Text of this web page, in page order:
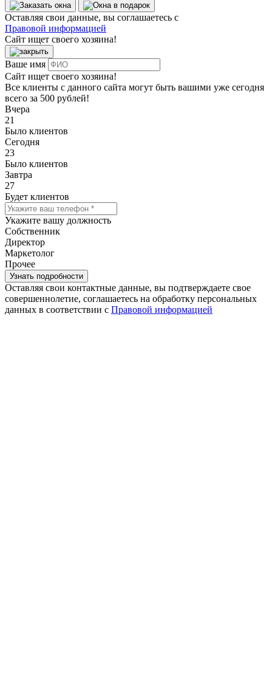
Оставляя свои данные, вы соглашаетесь с
Правовой информацией
Сайт ищет своего хозяина!
Ваше имя
Сайт ищет своего хозяина!
Все клиенты с данного сайта могут быть вашими уже сегодня
всего за 500 рублей!
Вчера
21
Было клиентов
Сегодня
23
Было клиентов
Завтра
27
Будет клиентов
Укажите вашу должность
Собственник
Директор
Маркетолог
Прочее
Оставляя свои контактные данные, вы подтверждаете свое
совершеннолетие, соглашаетесь на обработку персональных
данных в соответствии с Правовой информацией